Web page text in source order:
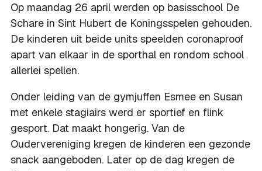
Op maandag 26 april werden op basisschool De
Schare in Sint Hubert de Koningsspelen gehouden.
De kinderen uit beide units speelden coronaproof
apart van elkaar in de sporthal en rondom school
allerlei spellen.
Onder leiding van de gymjuffen Esmee en Susan
met enkele stagiairs werd er sportief en flink
gesport. Dat maakt hongerig. Van de
Oudervereniging kregen de kinderen een gezonde
snack aangeboden. Later op de dag kregen de